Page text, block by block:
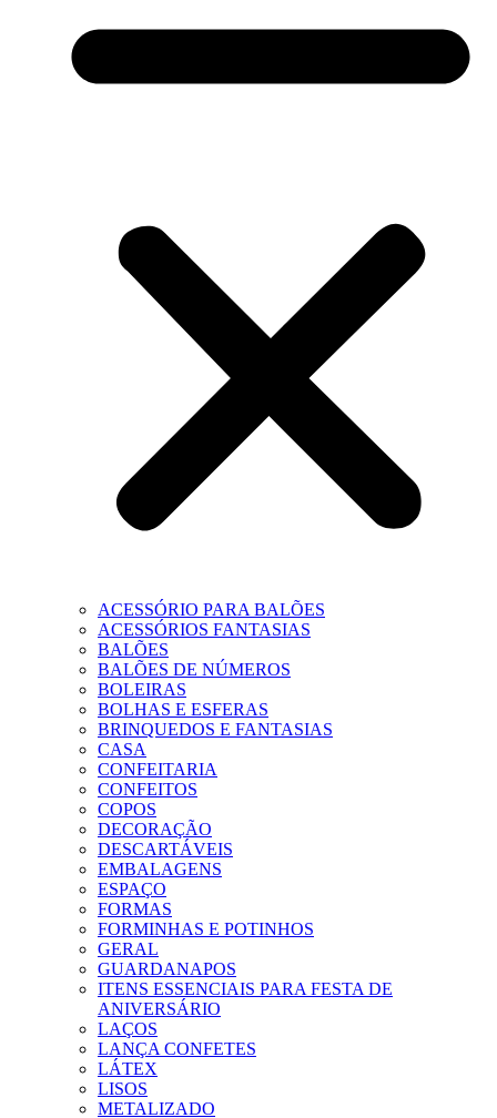
ACESSÓRIO PARA BALÕES
ACESSÓRIOS FANTASIAS
BALÕES
BALÕES DE NÚMEROS
BOLEIRAS
BOLHAS E ESFERAS
BRINQUEDOS E FANTASIAS
CASA
CONFEITARIA
CONFEITOS
COPOS
DECORAÇÃO
DESCARTÁVEIS
EMBALAGENS
ESPAÇO
FORMAS
FORMINHAS E POTINHOS
GERAL
GUARDANAPOS
ITENS ESSENCIAIS PARA FESTA DE
ANIVERSÁRIO
LAÇOS
LANÇA CONFETES
LÁTEX
LISOS
METALIZADO